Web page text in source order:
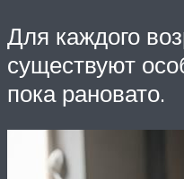
Для каждого
существуют
пока рановато.